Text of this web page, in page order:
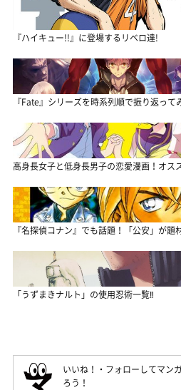
『ハイキュー!!』に登場するリベロ達!
『Fate』シリーズを時系列順で振り返って
高身長女子と低身長男子の恋愛漫画！オス
『名探偵コナン』でも話題！「公安」が題
「うずまきナルト」の使用忍術一覧‼
いいね！・フォローしてマン
ろう！